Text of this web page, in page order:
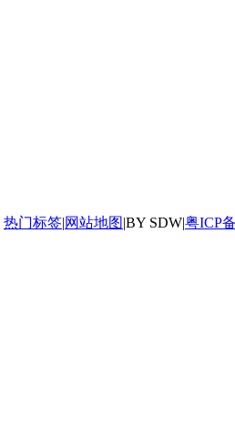
热门标签|网站地图|BY SDW|粤ICP